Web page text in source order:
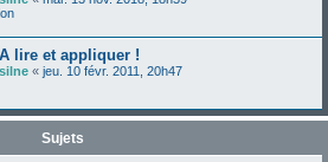
lire et appliquer !
« jeu. 10 févr. 2011, 20h47
Sujets